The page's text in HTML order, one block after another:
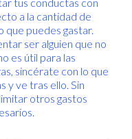
tus conductas con
a la cantidad de
que puedes gastar.
ser alguien que no
es útil para las
sincérate con lo que
y ve tras ello. Sin
otros gastos